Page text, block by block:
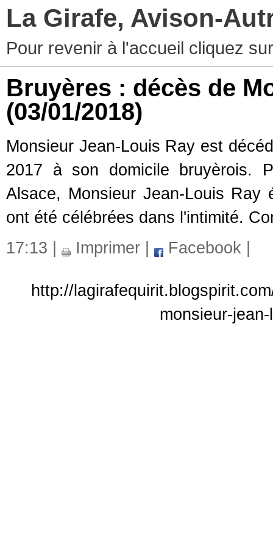
La Girafe, Avison-
Pour revenir à l'accueil cliquez
Bruyères : décès de
(03/01/2018)
Monsieur Jean-Louis Ray est
2017 à son domicile bruyèrois.
Alsace, Monsieur Jean-Louis Ray
ont été célébrées dans l'intimité.
17:13 |
Imprimer Facebook
http://
monsieur-